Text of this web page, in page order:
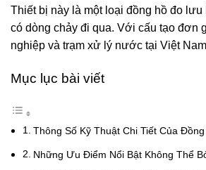
Thiết bị này là một loại đồng hồ đo
có dòng chảy đi qua. Với cấu tạo đơn
nghiệp và trạm xử lý nước tại Việt
Mục lục bài viết
Thông Số Kỹ Thuật Chi Tiết Của
Những Ưu Điểm Nổi Bật Không Thể